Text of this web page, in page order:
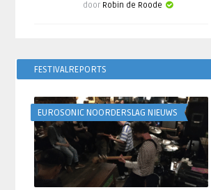
door Robin de Roode
FESTIVALREPORTS
EUROSONIC NOORDERSLAG NIEUWS